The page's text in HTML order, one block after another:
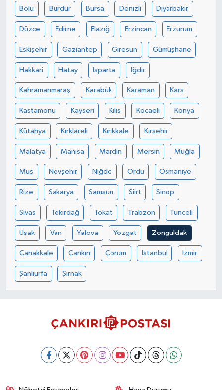
Bolu Burdur Bursa Denizli Diyarbakır
Düzce Edirne Elazığ Erzincan Erzurum
Eskişehir Gaziantep Giresun Gümüşhane
Hakkari Hatay Isparta Iğdır
Kahramanmaraş Karabük Karaman Kars
Kastamonu Kayseri Kilis Kocaeli Konya
Kütahya Kırklareli Kırıkkale Kırşehir
Malatya Manisa Mardin Mersin Muğla
Muş Nevşehir Niğde Ordu Osmaniye
Rize Sakarya Samsun Siirt Sinop
Sivas Tekirdağ Tokat Trabzon Tunceli
Uşak Van Yalova Yozgat Zonguldak
Çanakkale Çankırı Çorum İstanbul İzmir
Şanlıurfa Şırnak